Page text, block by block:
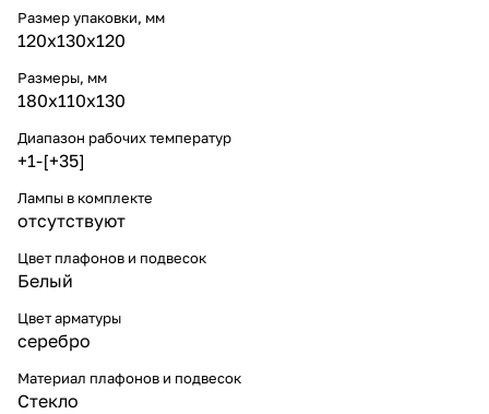
Размер упаковки, мм
120x130x120
Размеры, мм
180x110x130
Диапазон рабочих температур
+1-[+35]
Лампы в комплекте
отсутствуют
Цвет плафонов и подвесок
Белый
Цвет арматуры
серебро
Материал плафонов и подвесок
Стекло